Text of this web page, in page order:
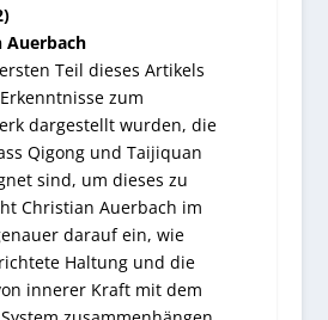
Auerbach
Teil dieses Artikels
zum
dargestellt wurden, die
Qigong und Taijiquan
sind, um dieses zu
Christian Auerbach im
darauf ein, wie
Haltung und die
innerer Kraft mit dem